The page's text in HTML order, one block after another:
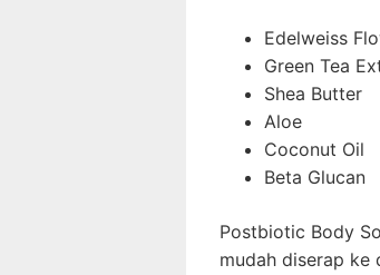
Edelweiss
Green Tea
Shea Butter
Aloe
Coconut Oil
Beta Glucan
Postbiotic Body
mudah diserap ke